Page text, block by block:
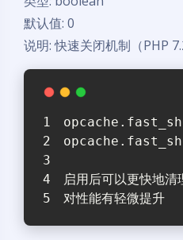
默认值: 0
说明: 快速关闭机制（PHP
启用后可以更快地清
对性能有轻微提升